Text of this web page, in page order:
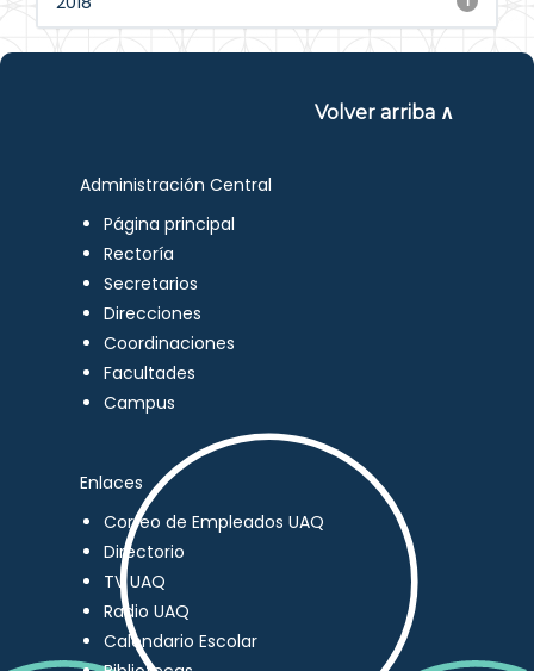
Volver arriba ∧
Administración Central
Página principal
Rectoría
Secretarios
Direcciones
Coordinaciones
Facultades
Campus
Enlaces
Correo de Empleados UAQ
Directorio
TV UAQ
Radio UAQ
Calendario Escolar